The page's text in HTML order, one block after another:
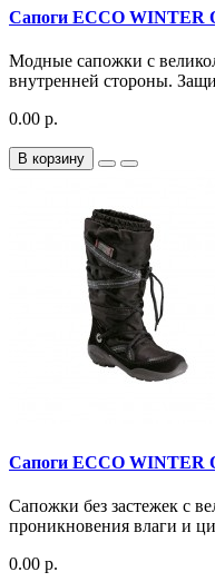
Сапоги ECCO WINTER
Модные сапожки с
внутренней стороны.
0.00 р.
В корзину
Сапоги ECCO WINTER
Сапожки без застежек с
проникновения влаги и
0.00 р.